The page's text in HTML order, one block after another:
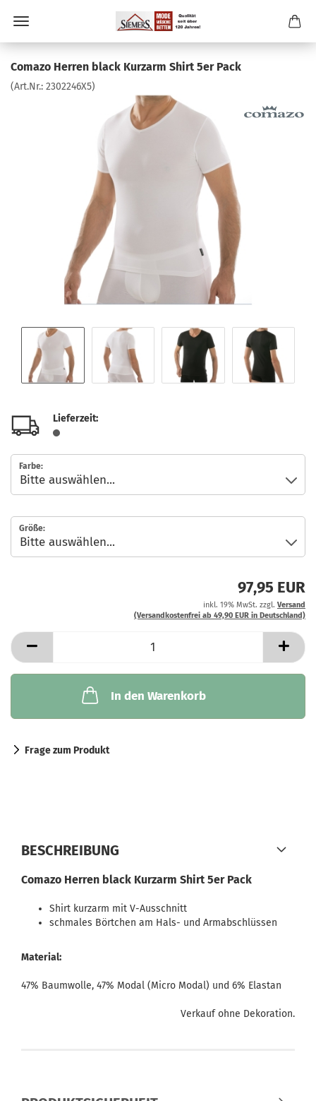
Comazo Herren black Kurzarm Shirt 5er Pack
(Art.Nr.: 2302246X5)
Lieferzeit:
Farbe:
Größe:
97,95 EUR
inkl. 19% MwSt. zzgl. Versand
(Versandkostenfrei ab 49,90 EUR in Deutschland)
In den Warenkorb
Frage zum Produkt
BESCHREIBUNG
Comazo Herren black Kurzarm Shirt 5er Pack
Shirt kurzarm mit V-Ausschnitt
schmales Börtchen am Hals- und Armabschlüssen
Material:
47% Baumwolle, 47% Modal (Micro Modal) und 6% Elastan
Verkauf ohne Dekoration.